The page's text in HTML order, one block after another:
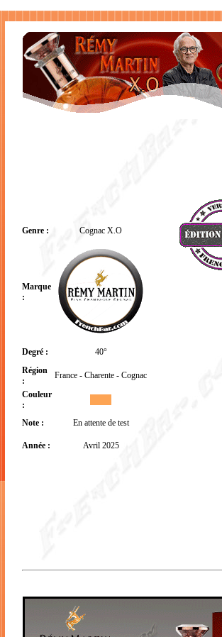
Genre : Cognac X.O
Marque
:
Degré :
40°
Région
:
France - Charente - Cognac
Couleur
:
Note :
En attente de test
Année : Avril 2025